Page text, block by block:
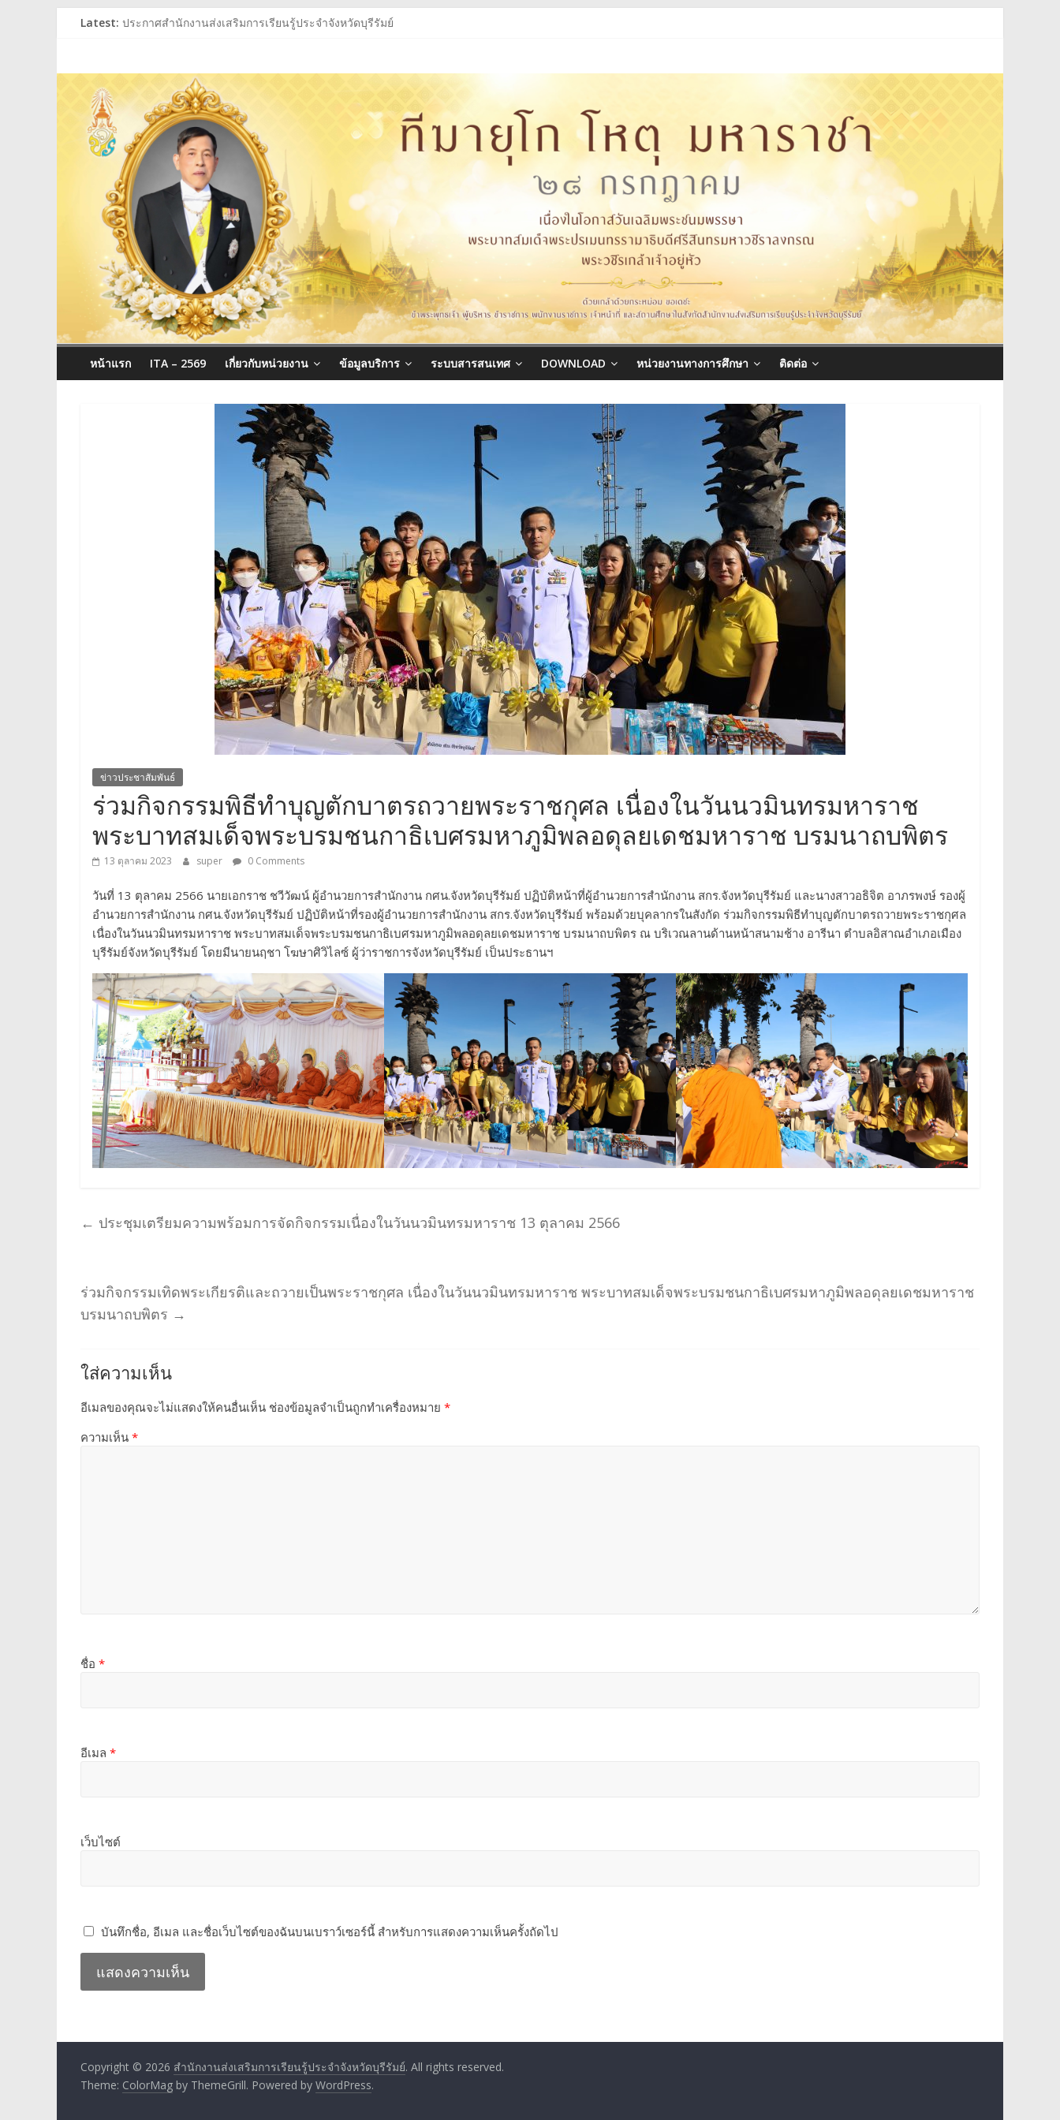
Latest: ประกาศสำนักงานส่งเสริมการเรียนรู้ประจำจังหวัดบุรีรัมย์
ประกาศผู้ชนะการเสนอราคา ประกวดราคาซื้อหนังสือเรียนฯ
ประกาศสำนักงานส่งเสริมการเรียนรู้ประจำจังหวัดบุรีรัมย์
สำนักงาน
ส่ง
เสริม
การ
เรียน
รู้
ประจำ
จังหวัด
หน้าแรก ITA – 2569 เกี่ยวกับหน่วยงาน ข้อมูลบริการ ระบบสารสนเทศ DOWNLOAD หน่วยงานทางการศึกษา ติดต่อ
ข่าวประชาสัมพันธ์
ร่วมกิจกรรมพิธีทำบุญตักบาตรถวายพระราชกุศล เนื่องในวันนวมินทรมหาราช
พระบาทสมเด็จพระบรมชนกาธิเบศรมหาภูมิพลอดุลยเดชมหาราช บรมนาถบพิตร
13 ตุลาคม 2023 super 0 Comments
วันที่ 13 ตุลาคม 2566 นายเอกราช ชวีวัฒน์ ผู้อำนวยการสำนักงาน กศน.จังหวัดบุรีรัมย์ ปฏิบัติหน้าที่ผู้อำนวยการสำนักงาน สกร.จังหวัดบุรีรัมย์ และนางสาวอธิจิต อาภรพงษ์ รองผู้
อำนวยการสำนักงาน กศน.จังหวัดบุรีรัมย์ ปฏิบัติหน้าที่รองผู้อำนวยการสำนักงาน สกร.จังหวัดบุรีรัมย์ พร้อมด้วยบุคลากรในสังกัด ร่วมกิจกรรมพิธีทำบุญตักบาตรถวายพระราชกุศล
เนื่องในวันนวมินทรมหาราช พระบาทสมเด็จพระบรมชนกาธิเบศรมหาภูมิพลอดุลยเดชมหาราช บรมนาถบพิตร ณ บริเวณลานด้านหน้าสนามช้าง อารีนา ตําบลอิสาณอําเภอเมือง
บุรีรัมย์จังหวัดบุรีรัมย์ โดยมีนายนฤชา โฆษาศิวิไลซ์ ผู้ว่าราชการจังหวัดบุรีรัมย์ เป็นประธานฯ
← ประชุมเตรียมความพร้อมการจัดกิจกรรมเนื่องในวันนวมินทรมหาราช 13 ตุลาคม 2566
ร่วมกิจกรรมเทิดพระเกียรติและถวายเป็นพระราชกุศล เนื่องในวันนวมินทรมหาราช พระบาทสมเด็จพระบรมชนกาธิเบศรมหาภูมิพลอดุลยเดชมหาราช
บรมนาถบพิตร →
ใส่ความเห็น
อีเมลของคุณจะไม่แสดงให้คนอื่นเห็น ช่องข้อมูลจำเป็นถูกทำเครื่องหมาย *
ความเห็น *
ชื่อ *
อีเมล *
เว็บไซต์
บันทึกชื่อ, อีเมล และชื่อเว็บไซต์ของฉันบนเบราว์เซอร์นี้ สำหรับการแสดงความเห็นครั้งถัดไป
Copyright © 2026 สำนักงานส่งเสริมการเรียนรู้ประจำจังหวัดบุรีรัมย์. All rights reserved.
Theme: ColorMag by ThemeGrill. Powered by WordPress.